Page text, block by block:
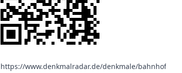
https://www.denkmalradar.de/denkmale/bahnhof-